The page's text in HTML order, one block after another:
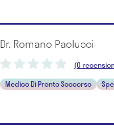
Dr. Romano Paolucci
(0
Medico Di Pronto Soccorso